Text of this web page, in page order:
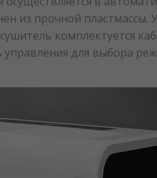
из прочной
комплектуется
управления для выбора